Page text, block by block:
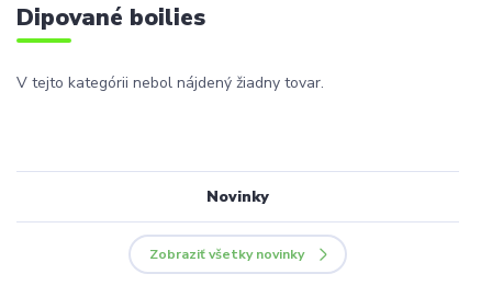
Dipované boilies
V tejto kategórii nebol nájdený žiadny tovar.
Novinky
Zobraziť všetky novinky